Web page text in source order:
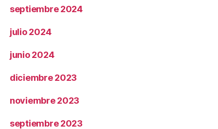
septiembre 2024
julio 2024
junio 2024
diciembre 2023
noviembre 2023
septiembre 2023